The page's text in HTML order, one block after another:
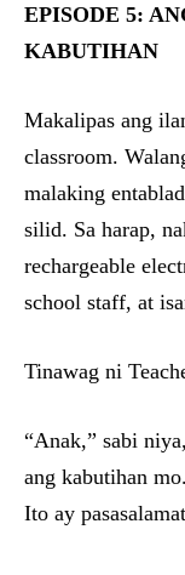
EPISODE 5:
KABUTIHAN
Makalipas ang
classroom.
malaking
silid. Sa harap,
rechargeable
school staff, at
Tinawag ni
“Anak,” sabi
ang kabutihan
Ito ay